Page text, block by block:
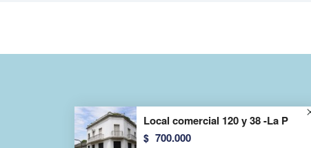
Local comercial 120 y 38 -La P
$ 700.000